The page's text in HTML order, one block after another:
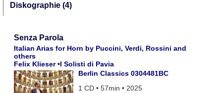
Diskographie (4)
Senza Parola
Italian Arias for Horn by Puccini, Verdi, Rossini and
others
Felix Klieser •I Solisti di Pavia
Berlin Classics 0304481BC
1 CD • 57min • 2025